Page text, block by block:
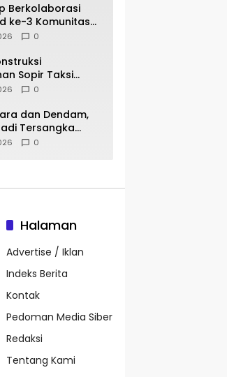
Berkolaborasi
ke-3 Komunitas
Smandel
0
Sopir Taksi
Tersangka
0
dan Dendam,
Tersangka
Sopir Taksi
0
Halaman
Advertise / Iklan
Indeks Berita
Kontak
Pedoman Media Siber
Redaksi
Tentang Kami